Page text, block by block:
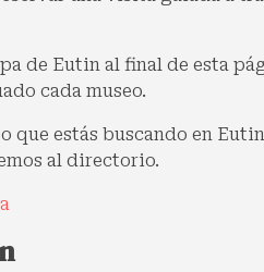
de Eutin al final de esta
cada museo.
que estás buscando en
al directorio.